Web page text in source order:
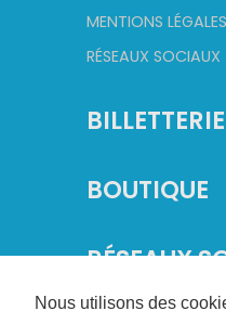
Nous utilisons des
MENTIONS LÉGALES
RÉSEAUX SOCIAUX
BILLETTERIE
BOUTIQUE
RÉSEAUX